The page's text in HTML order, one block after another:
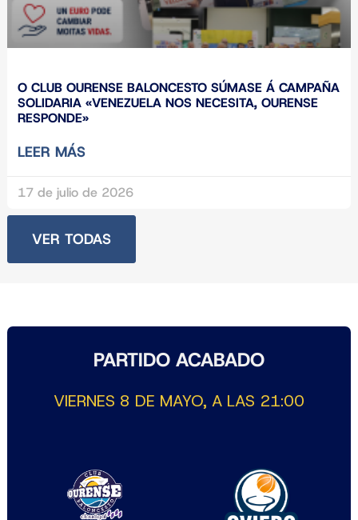
O CLUB OURENSE BALONCESTO SÚMASE Á CAMPAÑA
SOLIDARIA «VENEZUELA NOS NECESITA, OURENSE
RESPONDE»
LEER MÁS
17 de julio de 2026
VER TODAS
PARTIDO ACABADO
VIERNES 8 DE MAYO, A LAS 21:00